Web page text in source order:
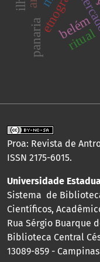
belém
ritual
panaria
Proa: Revista de
ISSN 2175-6015.
Universidade
Sistema de
Científicos,
Rua Sérgio Buarque
Biblioteca Central
13089-859 -